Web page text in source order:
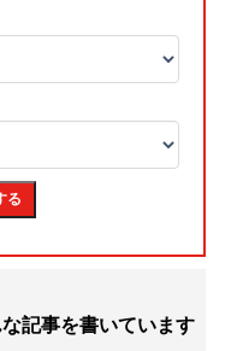
記事を書いています